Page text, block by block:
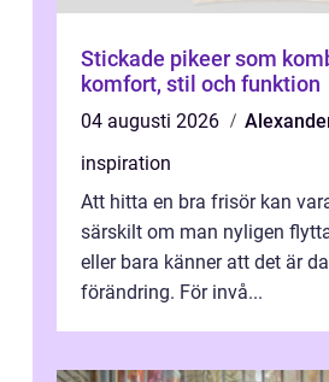
Stickade pikeer som
komfort, stil och funktion
04 augusti 2026
inspiration
Att hitta en bra frisör kan
särskilt om man nyligen
eller bara känner att det är
förändring. För invå...